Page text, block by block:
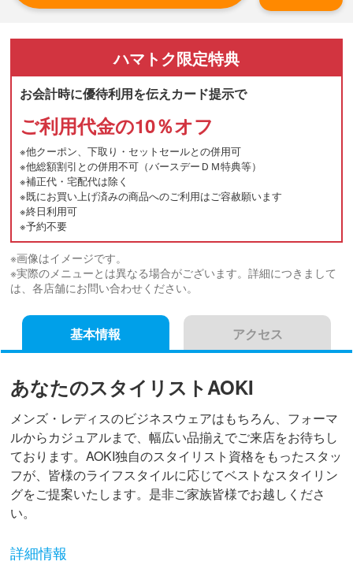
ハマトク限定特典
お会計時に優待利用を伝えカード提示で
ご利用代金の10％オフ
※他クーポン、下取り・セットセールとの併用可
※他総額割引との併用不可（バースデーＤＭ特典等）
※補正代・宅配代は除く
※既にお買い上げ済みの商品へのご利用はご容赦願います
※終日利用可
※予約不要
※画像はイメージです。
※実際のメニューとは異なる場合がございます。詳細につきまして
は、各店舗にお問い合わせください。
基本情報 アクセス
あなたのスタイリストAOKI
メンズ・レディスのビジネスウェアはもちろん、フォーマ
ルからカジュアルまで、幅広い品揃えでご来店をお待ちし
ております。AOKI独自のスタイリスト資格をもったスタッ
フが、皆様のライフスタイルに応じてベストなスタイリン
グをご提案いたします。是非ご家族皆様でお越しくださ
い。
詳細情報